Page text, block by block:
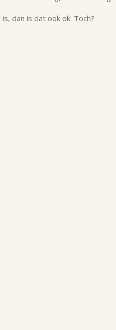
dan is dat ook ok. Toch?